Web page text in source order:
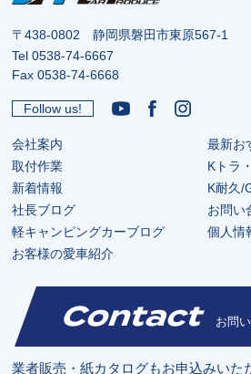
〒438-0802 静岡県磐田市東原567-1
Tel0538-74-6667
Fax 0538-74-6668
Follow us!
会社案内
取付作業
新着情報
社長ブログ
軽キャンピングカーブログ
お客様の愛車紹介
最新お
Kトラ
K耐久/
お問い
個人情
Contact お問
業者販売・紙カタログもお申込みいた